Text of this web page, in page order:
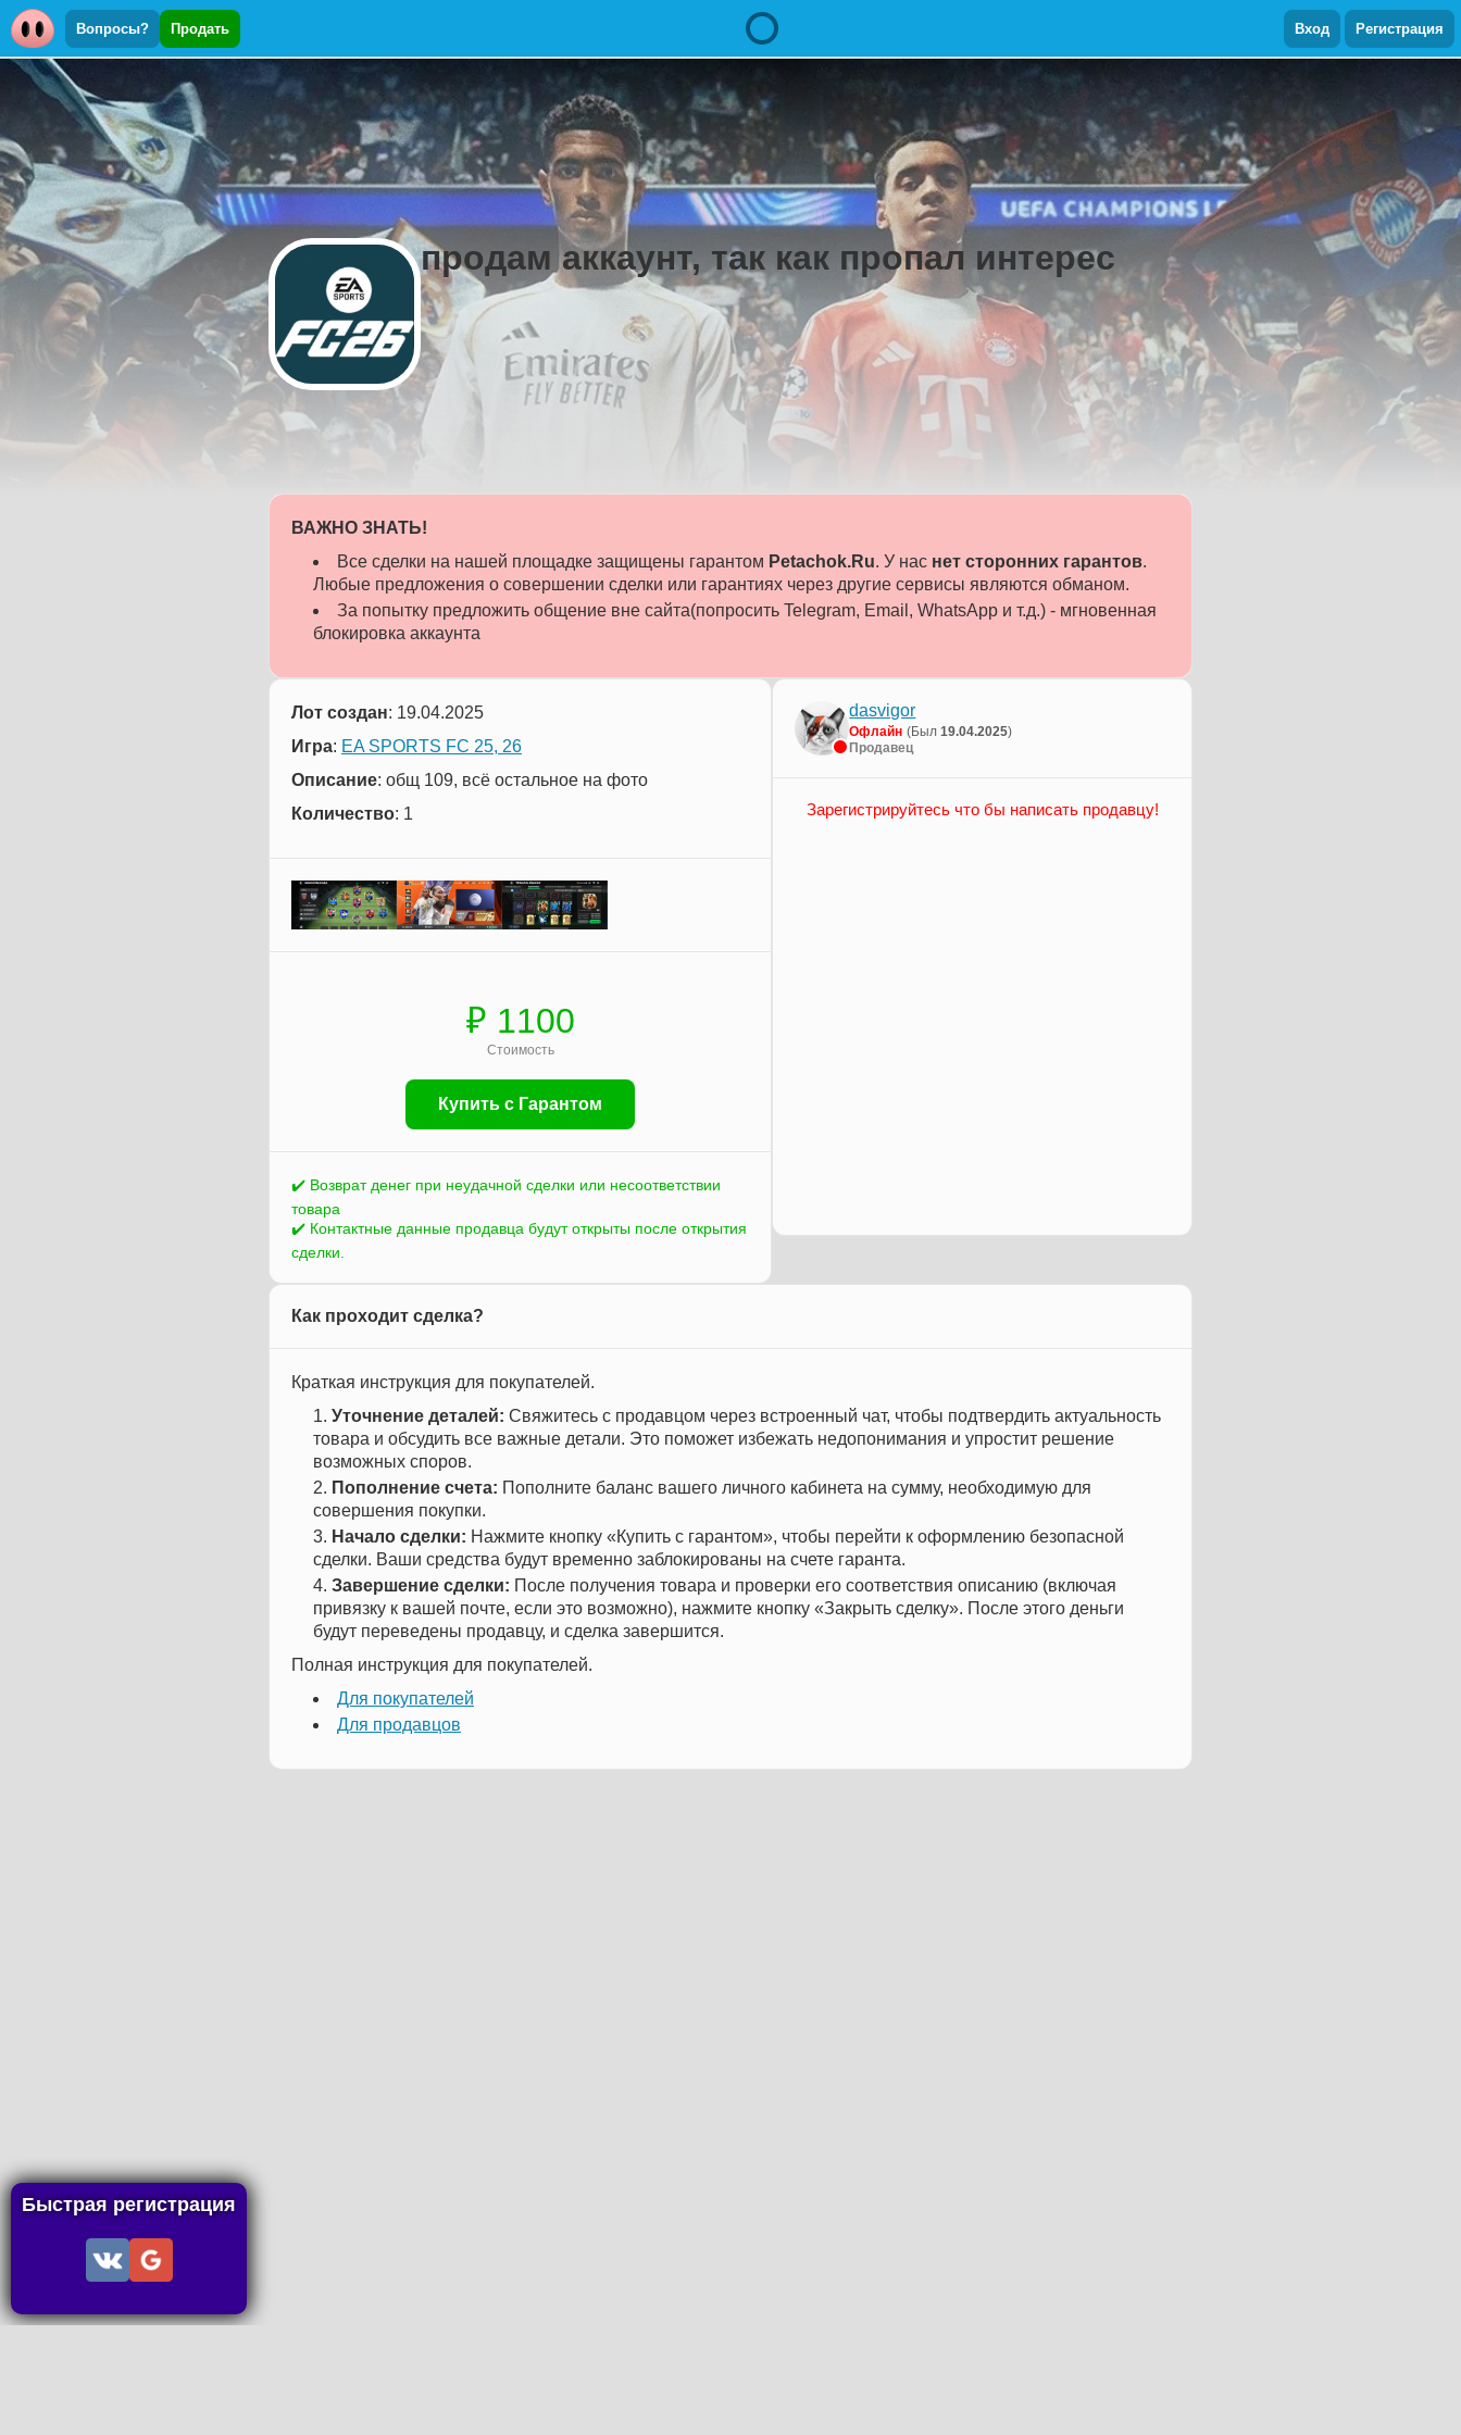
Вопросы? Продать Вход Регистрация
продам аккаунт, так как пропал интерес
ВАЖНО ЗНАТЬ!
Все сделки на нашей площадке защищены гарантом Petachok.Ru. У нас нет сторонних гарантов.
Любые предложения о совершении сделки или гарантиях через другие сервисы являются обманом.
За попытку предложить общение вне сайта(попросить Telegram, Email, WhatsApp и т.д.) - мгновенная
блокировка аккаунта
Лот создан: 19.04.2025
Игра: EA SPORTS FC 25, 26
Описание: общ 109, всё остальное на фото
Количество: 1
₽ 1100
Стоимость
Купить с Гарантом
✔️ Возврат денег при неудачной сделки или несоответствии
товара
✔️ Контактные данные продавца будут открыты после открытия
сделки.
dasvigor
Офлайн (Был19.04.2025)
Продавец
Зарегистрируйтесь что бы написать продавцу!
Как проходит сделка?
Краткая инструкция для покупателей.
Уточнение деталей: Свяжитесь с продавцом через встроенный чат, чтобы подтвердить актуальность
товара и обсудить все важные детали. Это поможет избежать недопонимания и упростит решение
возможных споров.
Пополнение счета: Пополните баланс вашего личного кабинета на сумму, необходимую для
совершения покупки.
Начало сделки: Нажмите кнопку «Купить с гарантом», чтобы перейти к оформлению безопасной
сделки. Ваши средства будут временно заблокированы на счете гаранта.
Завершение сделки: После получения товара и проверки его соответствия описанию (включая
привязку к вашей почте, если это возможно), нажмите кнопку «Закрыть сделку». После этого деньги
будут переведены продавцу, и сделка завершится.
Полная инструкция для покупателей.
Для покупателей
Для продавцов
Быстрая регистрация